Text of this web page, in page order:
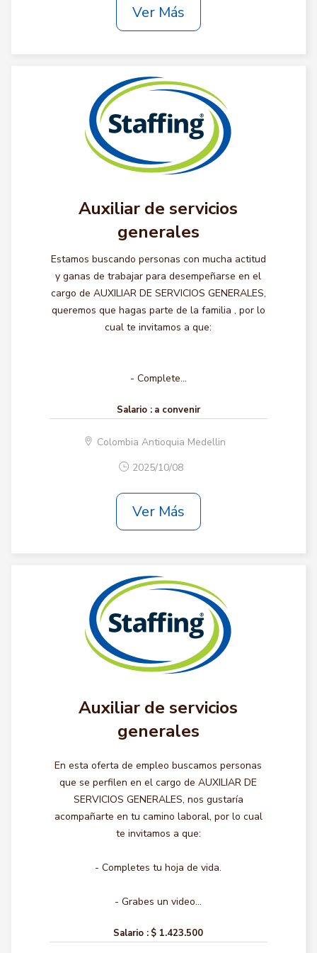
Ver Más
Auxiliar de servicios
generales
Estamos buscando personas con mucha actitud
y ganas de trabajar para desempeñarse en el
cargo de AUXILIAR DE SERVICIOS GENERALES,
queremos que hagas parte de la familia , por lo
cual te invitamos a que:
- Complete...
Salario : a convenir
Colombia Antioquia Medellin
2025/10/08
Ver Más
Auxiliar de servicios
generales
En esta oferta de empleo buscamos personas
que se perfilen en el cargo de AUXILIAR DE
SERVICIOS GENERALES, nos gustaría
acompañarte en tu camino laboral, por lo cual
te invitamos a que:
- Completes tu hoja de vida.
- Grabes un video...
Salario : $ 1.423.500